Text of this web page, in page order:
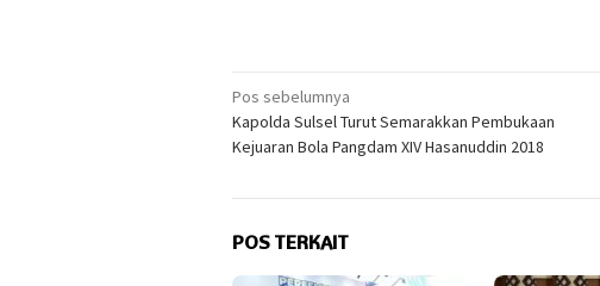
Navigasi
pos
Pos sebelumnya
Kapolda Sulsel Turut Semarakkan Pembukaan
Kejuaran Bola Pangdam XIV Hasanuddin 2018
POS TERKAIT